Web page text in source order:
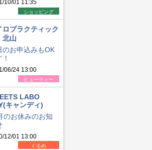
10/01 11:35
ショッピング
ロプラクティック
北山
のお申込みもOK
06/24 13:00
ビューティー
LABO
キャンディ)
のお休みのお知
12/01 13:00
ぐるめ